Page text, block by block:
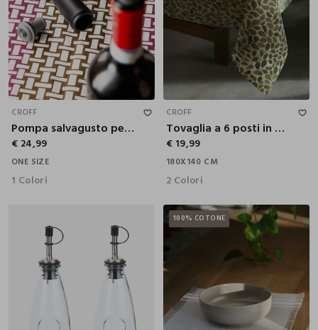
CROFF
Pompa salvagusto per vino
€ 24,99
ONE SIZE
1 Colori
180X140 CM
CROFF
Tovaglia a 6 posti in puro cotone bio
€ 19,99
180X140 CM
2 Colori
100% COTONE